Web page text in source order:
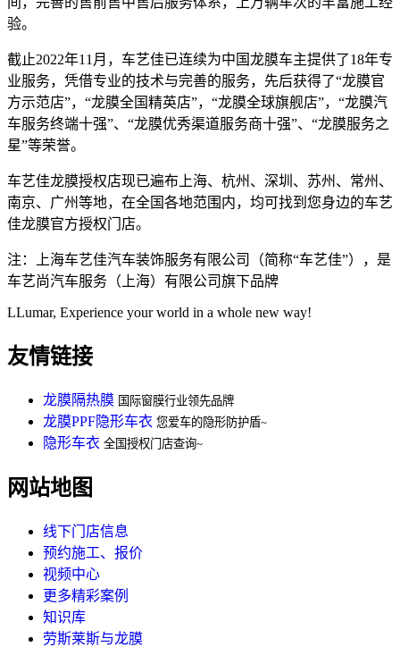
验。
截止2022年11月，车艺佳已连续为中国龙膜车主提供了18年专
业服务，凭借专业的技术与完善的服务，先后获得了“龙膜官
方示范店”，“龙膜全国精英店”，“龙膜全球旗舰店”，“龙膜汽
车服务终端十强”、“龙膜优秀渠道服务商十强”、“龙膜服务之
星”等荣誉。
车艺佳龙膜授权店现已遍布上海、杭州、深圳、苏州、常州、
南京、广州等地，在全国各地范围内，均可找到您身边的车艺
佳龙膜官方授权门店。
注：上海车艺佳汽车装饰服务有限公司（简称“车艺佳”），是
车艺尚汽车服务（上海）有限公司旗下品牌
LLumar, Experience your world in a whole new way!
友情链接
龙膜隔热膜 国际窗膜行业领先品牌
龙膜PPF隐形车衣 您爱车的隐形防护盾~
隐形车衣 全国授权门店查询~
网站地图
线下门店信息
预约施工、报价
视频中心
更多精彩案例
知识库
劳斯莱斯与龙膜